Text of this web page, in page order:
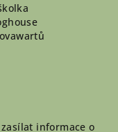
informace o